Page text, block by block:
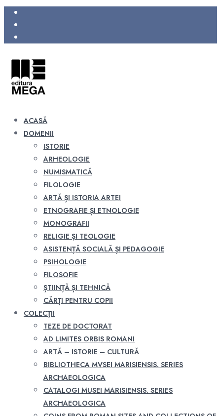
ACASĂ
DOMENII
ISTORIE
ARHEOLOGIE
NUMISMATICĂ
FILOLOGIE
ARTĂ ȘI ISTORIA ARTEI
ETNOGRAFIE ȘI ETNOLOGIE
MONOGRAFII
RELIGIE ŞI TEOLOGIE
ASISTENȚĂ SOCIALĂ ȘI PEDAGOGIE
PSIHOLOGIE
FILOSOFIE
ȘTIINȚĂ ȘI TEHNICĂ
CĂRȚI PENTRU COPII
COLECȚII
TEZE DE DOCTORAT
AD LIMITES ORBIS ROMANI
ARTĂ – ISTORIE – CULTURĂ
BIBLIOTHECA MVSEI MARISIENSIS. SERIES
ARCHAEOLOGICA
CATALOGI MUSEI MARISIENSIS. SERIES
ARCHAEOLOGICA